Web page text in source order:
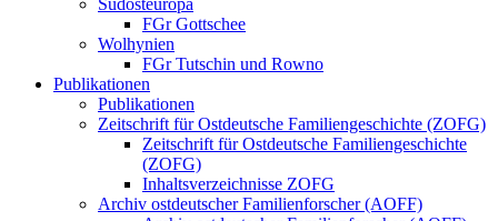
FGr Gottschee
Wolhynien
FGr Tutschin und Rowno
Publikationen
Publikationen
Zeitschrift für Ostdeutsche Familiengeschichte (ZOFG)
Zeitschrift für Ostdeutsche Familiengeschichte
(ZOFG)
Inhaltsverzeichnisse ZOFG
Archiv ostdeutscher Familienforscher (AOFF)